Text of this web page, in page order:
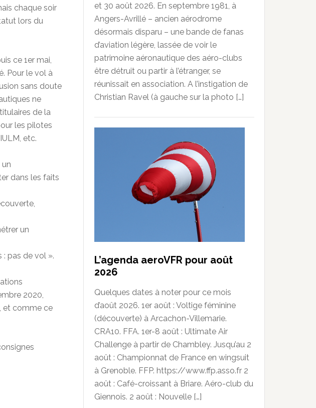
chaque soir
lors du
ce 1er mai,
Pour le vol à
sans doute
ne
de la
les pilotes
etc.
un
dans les faits
un
pas de vol ».
2020,
et comme ce
et 30 août 2026. En septembre 1981, à
Angers-Avrillé – ancien aérodrome
désormais disparu – une bande de fanas
d’aviation légère, lassée de voir le
patrimoine aéronautique des aéro-clubs
être détruit ou partir à l’étranger, se
réunissait en association. A l’instigation de
Christian Ravel (à gauche sur la photo […]
L’agenda aeroVFR pour août
2026
Quelques dates à noter pour ce mois
d’août 2026. 1er août : Voltige féminine
(découverte) à Arcachon-Villemarie.
CRA10. FFA. 1er-8 août : Ultimate Air
Challenge à partir de Chambley. Jusqu’au 2
août : Championnat de France en wingsuit
à Grenoble. FFP. https://www.ffp.asso.fr 2
août : Café-croissant à Briare. Aéro-club du
Giennois. 2 août : Nouvelle […]